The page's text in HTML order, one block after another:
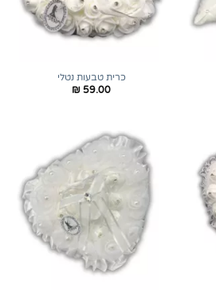
כרית טבעות נטלי
₪ 59.00